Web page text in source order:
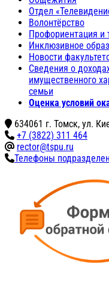
Отдел
Волонтёрство
Профориентация и
Инклюзивное
Новости
Сведения о
имущественного
семьи
Оценка условий
634061 г. Томск, ул.
+7 (3822) 311 464
rector@tspu.ru
Телефоны